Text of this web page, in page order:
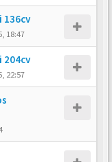
136cv
18:47
204cv
22:57